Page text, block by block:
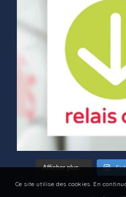
Afficher plus...
Ce site utilise des cookies. En